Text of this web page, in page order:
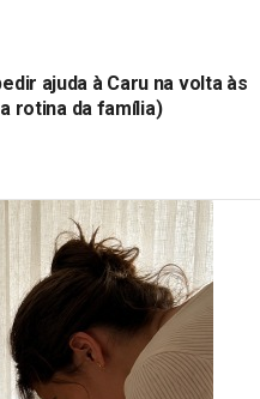
ajuda à Caru na volta às
rotina da família)